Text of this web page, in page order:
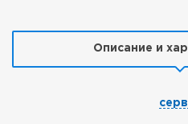
Описание и